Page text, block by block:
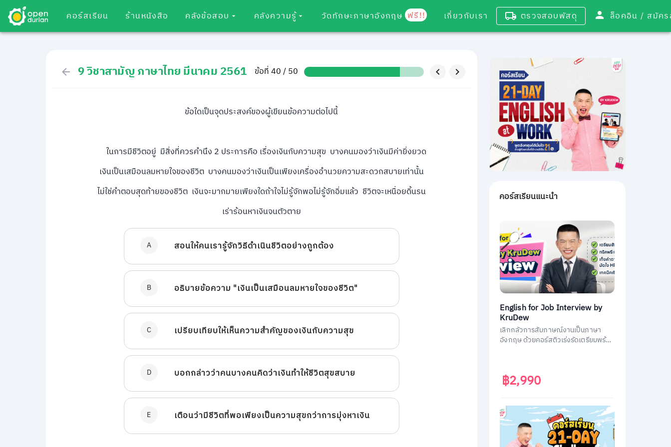
คอร์สเรียน ร้านหนังสือ คลังข้อสอบ คลังความรู้ วัดทักษะภาษาอังกฤษ ฟรี!! เกี่ยวกับเรา ตรวจสอบพัสดุ ล็อคอิน /
9 วิชาสามัญ ภาษาไทย มีนาคม 2561 ข้อที่ 40 / 50
ข้อใดเป็นจุดประสงค์ของผู้เขียนข้อความต่อไปนี้
ในการมีชีวิตอยู่ มีสิ่งที่ควรคำนึง 2 ประการคือ เรื่องเงินกับความสุข บางคนมองว่าเงินมีค่ายิ่งยวด
เงินเป็นเสมือนลมหายใจของชีวิต บางคนมองว่าเงินเป็นเพียงเครื่องอำนวยความสะดวกสบายเท่านั้น
ไม่ใช่คำตอบสุดท้ายของชีวิต เงินจะมากมายเพียงใดถ้าใจไม่รู้จักพอไม่รู้จักอิ่มแล้ว ชีวิตจะเหนื่อยดิ้นรน
เร่าร้อนหาเงินจนตัวตาย
A สอนให้คนเรารู้จักวิธีดำเนินชีวิตอย่างถูกต้อง
B อธิบายข้อความ "เงินเป็นเสมือนลมหายใจของชีวิต"
C เปรียบเทียบให้เห็นความสำคัญของเงินกับความสุข
D บอกกล่าวว่าคนบางคนคิดว่าเงินทำให้ชีวิตสุขสบาย
E เตือนว่ามีชีวิตที่พอเพียงเป็นความสุขกว่าการมุ่งหาเงิน
คอร์สเรียนแนะนำ
English for Job Interview by
KruDew
เลิกกลัวการสัมภาษณ์งานเป็นภาษา
อังกฤษ ด้วยคอร์สติวเร่งรัดเตรียมพร้อม
฿2,990